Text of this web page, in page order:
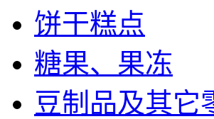
饼干糕点
糖果、果冻
豆制品及其它